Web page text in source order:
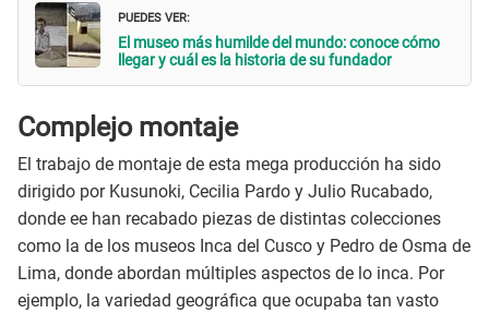
PUEDES VER:
El museo más humilde del mundo: conoce cómo
llegar y cuál es la historia de su fundador
Complejo montaje
El trabajo de montaje de esta mega producción ha sido
dirigido por Kusunoki, Cecilia Pardo y Julio Rucabado,
donde ee han recabado piezas de distintas colecciones
como la de los museos Inca del Cusco y Pedro de Osma de
Lima, donde abordan múltiples aspectos de lo inca. Por
ejemplo, la variedad geográfica que ocupaba tan vasto